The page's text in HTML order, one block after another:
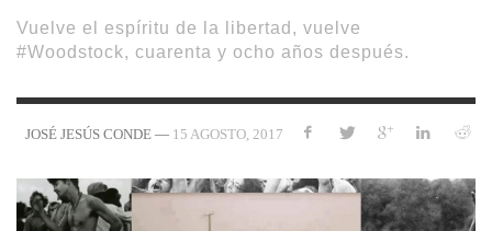
Vuelve el espíritu de la libertad, vuelve
#Woodstock, cuarenta y ocho años después.
JOSÉ JESÚS CONDE — 15 AGOSTO, 2017